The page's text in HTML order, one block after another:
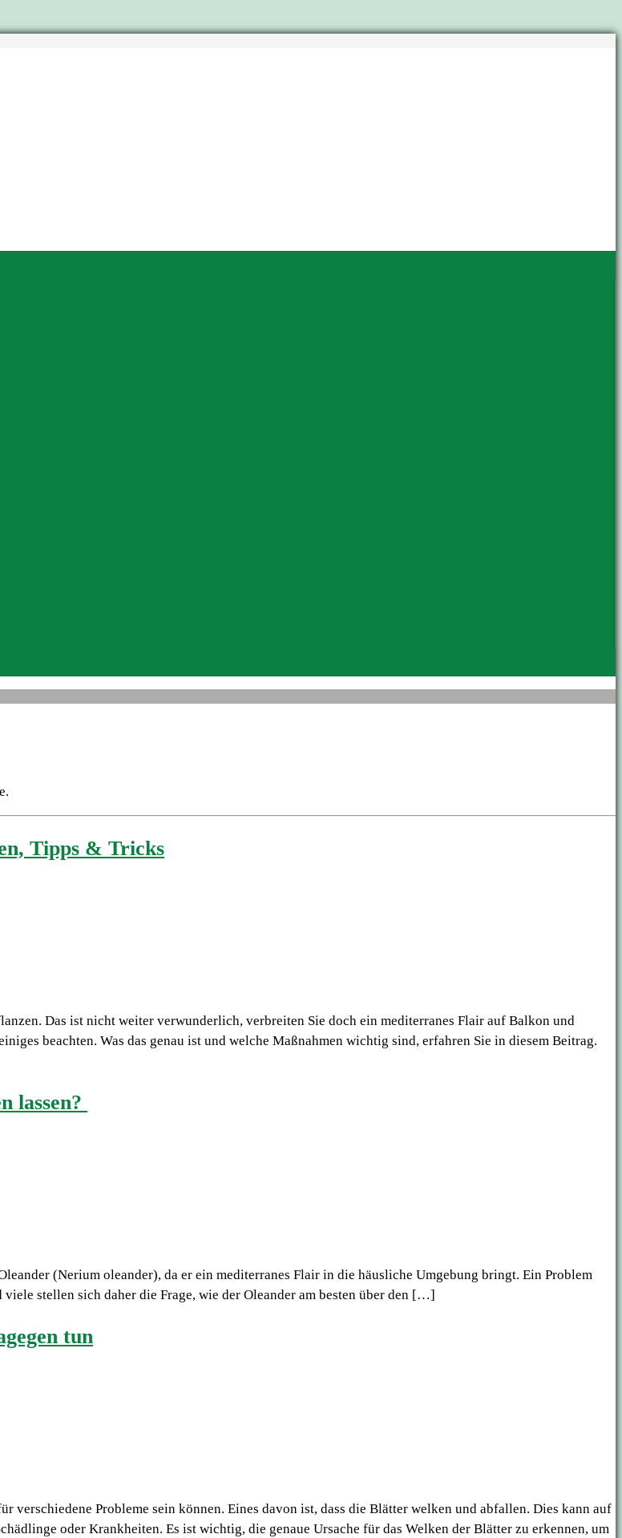
Tipps & Tricks
Das ist nicht weiter verwunderlich, verbreiten Sie doch ein mediterranes Flair auf Balkon und
beachten. Was das genau ist und welche Maßnahmen wichtig sind, erfahren Sie in diesem Beitrag.
lassen?
(Nerium oleander), da er ein mediterranes Flair in die häusliche Umgebung bringt. Ein Problem
stellen sich daher die Frage, wie der Oleander am besten über den […]
tun
Probleme sein können. Eines davon ist, dass die Blätter welken und abfallen. Dies kann auf
oder Krankheiten. Es ist wichtig, die genaue Ursache für das Welken der Blätter zu erkennen, um